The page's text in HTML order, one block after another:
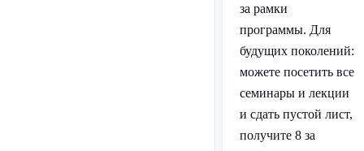
за рамки
программы. Для
будущих поколений:
можете посетить все
семинары и лекции
и сдать пустой лист,
получите 8 за